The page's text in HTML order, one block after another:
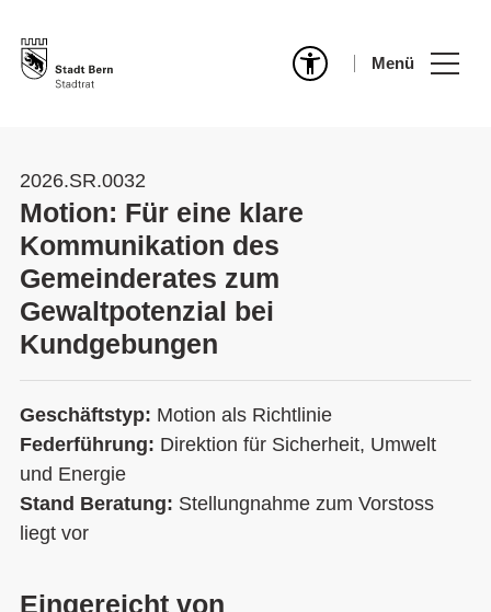
Menü
2026.SR.0032
Motion: Für eine klare
Kommunikation des
Gemeinderates zum
Gewaltpotenzial bei
Kundgebungen
Geschäftstyp: Motion als Richtlinie
Federführung: Direktion für Sicherheit, Umwelt
und Energie
Stand Beratung: Stellungnahme zum Vorstoss
liegt vor
Eingereicht von